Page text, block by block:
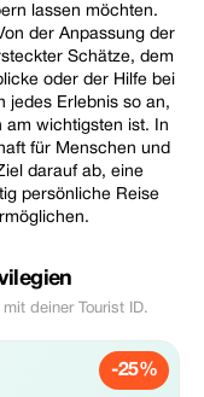
lassen möchten.
der Anpassung der
Schätze, dem
oder der Hilfe bei
jedes Erlebnis so an,
am wichtigsten ist. In
für Menschen und
darauf ab, eine
persönliche Reise
deiner Tourist ID.
-25%